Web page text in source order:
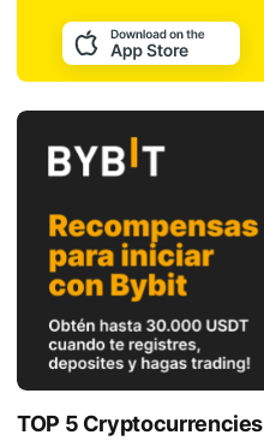
TOP 5 Cryptocurrencies